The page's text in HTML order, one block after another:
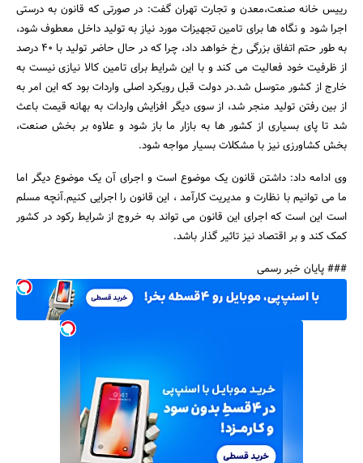
رییس خانه صنعت،معدن و تجارت تهران گفت: در صورتی که قانون به درستی
اجرا شود و نگاه ها برای تامین تجهیزات مورد نیاز به تولید داخل معطوف شود،
به طور حتم اتفاق بزرگی رخ خواهد داد، چرا که در حال حاضر تولید با 40 درصد
از ظرفیت خود فعالیت می کند و با این شرایط برای تامین کالا نیازی نیست به
خارج از کشور متوسل شد.در دولت قبل رویکرد اصلی واردات بود که این امر به
از بین رفتن تولید منجر شد، از سوی دیگر افزایش واردات به بهانه قیمت باعث
شد تا پای بسیاری از کشور ها به بازار ما باز شود و علاوه بر بخش صنعت،
بخش کشاورزی نیز با مشکلات بسیار مواجه شود.
وی ادامه داد: داشتن قانون یک موضوع است و اجرای آن یک موضوع دیگر اما
ما می توانیم با نظارت و مدیریت کارآمد ، این قانون را اجرایی کنیم.آنچه مسلم
است این است که اجرای این قانون می تواند به خروج از شرایط رکود در کشور
کمک کند و بر اقتصاد نیز تاثیر گذار باشد.
### پایان خبر رسمی